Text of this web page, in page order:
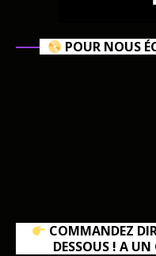
POUR NOUS
COMMANDEZ
DESSOUS ! A